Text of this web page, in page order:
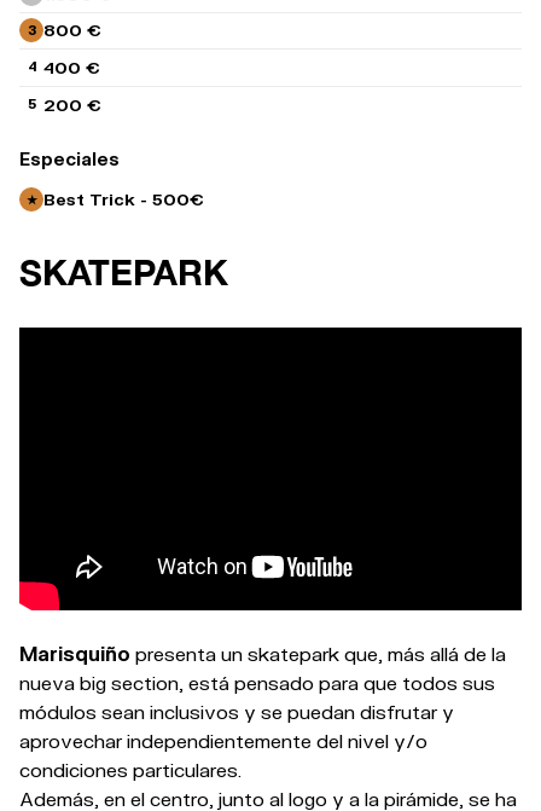
3 800 €
4 400 €
5 200 €
Especiales
★ Best Trick - 500€
SKATEPARK
Marisquiño presenta un skatepark que, más allá de la
nueva big section, está pensado para que todos sus
módulos sean inclusivos y se puedan disfrutar y
aprovechar independientemente del nivel y/o
condiciones particulares.
Además, en el centro, junto al logo y a la pirámide, se ha